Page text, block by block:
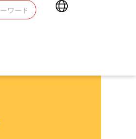
Main